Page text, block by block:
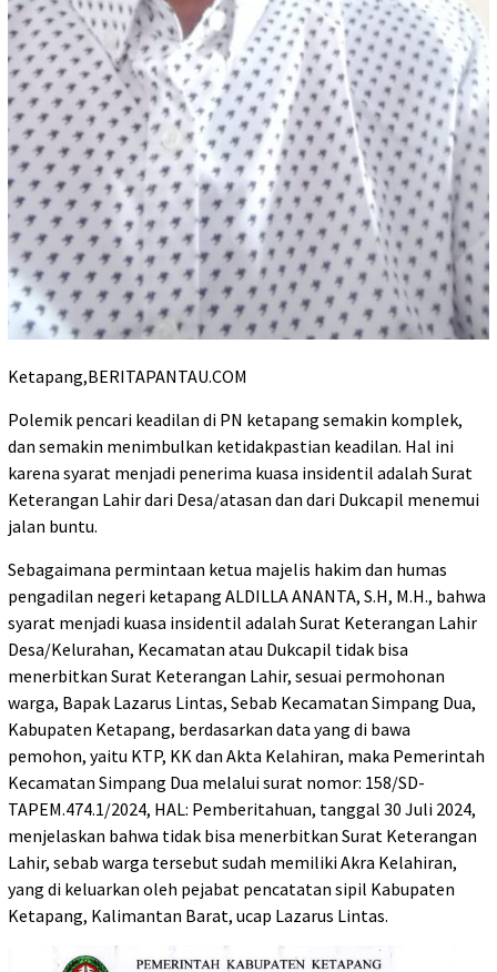
Ketapang,BERITAPANTAU.COM
Polemik pencari keadilan di PN ketapang semakin komplek,
dan semakin menimbulkan ketidakpastian keadilan. Hal ini
karena syarat menjadi penerima kuasa insidentil adalah Surat
Keterangan Lahir dari Desa/atasan dan dari Dukcapil menemui
jalan buntu.
Sebagaimana permintaan ketua majelis hakim dan humas
pengadilan negeri ketapang ALDILLA ANANTA, S.H, M.H., bahwa
syarat menjadi kuasa insidentil adalah Surat Keterangan Lahir
Desa/Kelurahan, Kecamatan atau Dukcapil tidak bisa
menerbitkan Surat Keterangan Lahir, sesuai permohonan
warga, Bapak Lazarus Lintas, Sebab Kecamatan Simpang Dua,
Kabupaten Ketapang, berdasarkan data yang di bawa
pemohon, yaitu KTP, KK dan Akta Kelahiran, maka Pemerintah
Kecamatan Simpang Dua melalui surat nomor: 158/SD-
TAPEM.474.1/2024, HAL: Pemberitahuan, tanggal 30 Juli 2024,
menjelaskan bahwa tidak bisa menerbitkan Surat Keterangan
Lahir, sebab warga tersebut sudah memiliki Akra Kelahiran,
yang di keluarkan oleh pejabat pencatatan sipil Kabupaten
Ketapang, Kalimantan Barat, ucap Lazarus Lintas.